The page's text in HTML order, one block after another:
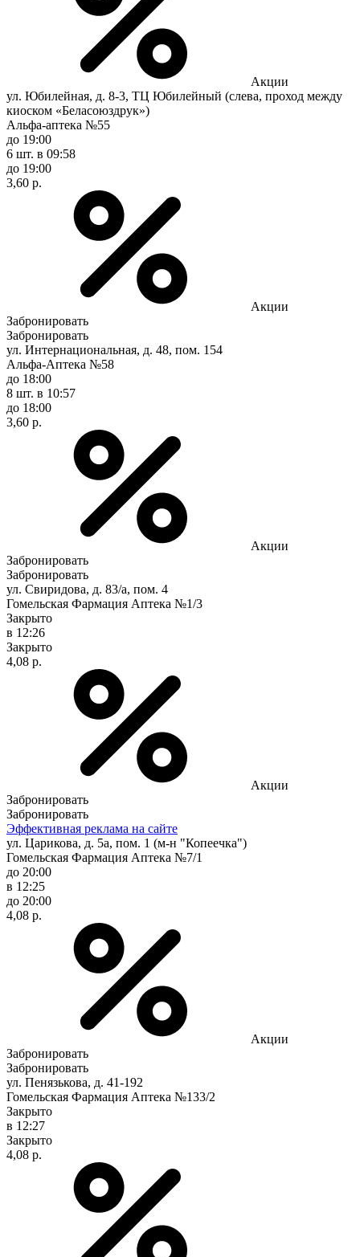
Акции
ул. Юбилейная, д. 8-3, ТЦ Юбилейный (слева, проход между
киоском «Беласоюздрук»)
Альфа-аптека №55
до 19:00
6 шт. в 09:58
до 19:00
3,60 р.
Акции
Забронировать
Забронировать
ул. Интернациональная, д. 48, пом. 154
Альфа-Аптека №58
до 18:00
8 шт. в 10:57
до 18:00
3,60 р.
Акции
Забронировать
Забронировать
ул. Свиридова, д. 83/а, пом. 4
Гомельская Фармация Аптека №1/3
Закрыто
в 12:26
Закрыто
4,08 р.
Акции
Забронировать
Забронировать
Эффективная реклама на сайте
ул. Царикова, д. 5а, пом. 1 (м-н "Копеечка")
Гомельская Фармация Аптека №7/1
до 20:00
в 12:25
до 20:00
4,08 р.
Акции
Забронировать
Забронировать
ул. Пенязькова, д. 41-192
Гомельская Фармация Аптека №133/2
Закрыто
в 12:27
Закрыто
4,08 р.